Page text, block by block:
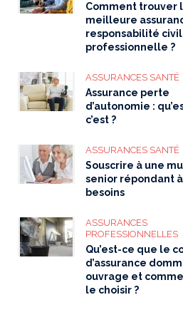
Comment trouver
meilleure
responsabilité
professionnelle ?
ASSURANCES SANTÉ
Assurance perte
d’autonomie :
c’est ?
ASSURANCES SANTÉ
Souscrire à une
senior répondant
besoins
ASSURANCES
PROFESSIONNELLES
Qu’est-ce que le
d’assurance
ouvrage et
le choisir ?